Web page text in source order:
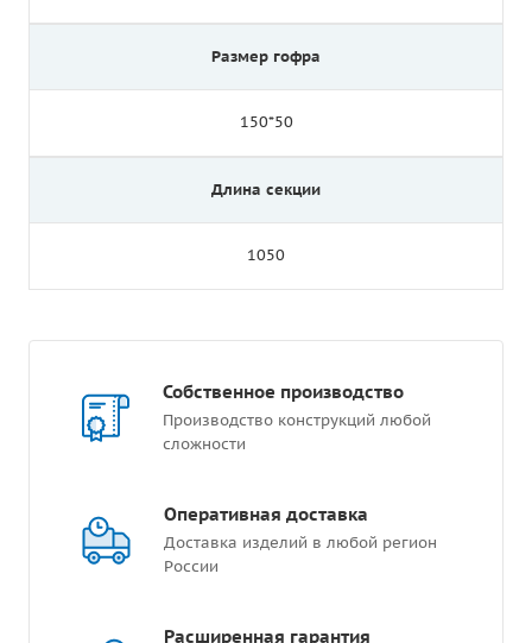
Размер гофра
150*50
Длина секции
1050
Собственное производство
Производство конструкций любой
сложности
Оперативная доставка
Доставка изделий в любой регион
России
Расширенная гарантия